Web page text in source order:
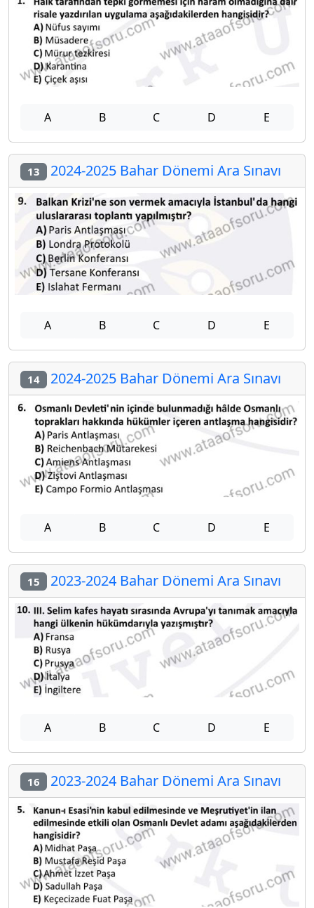
A B C D E
13 2024-2025 Bahar Dönemi Ara Sınavı
A B C D E
14 2024-2025 Bahar Dönemi Ara Sınavı
A B C D E
15 2023-2024 Bahar Dönemi Ara Sınavı
A B C D E
16 2023-2024 Bahar Dönemi Ara Sınavı